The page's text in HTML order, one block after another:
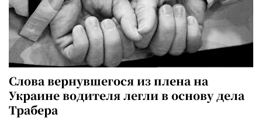
Слова вернувшегося из плена на
Украине водителя легли в основу дела
Трабера